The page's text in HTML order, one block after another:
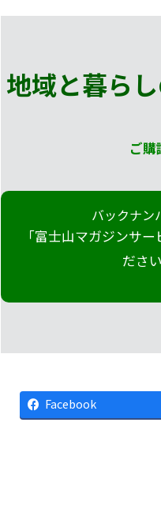
地域と暮ら
ご
バックナン
「富士山マガジンサ
ださい
Facebook